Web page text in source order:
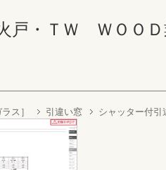
戸・ＴＷ ＷＯＯ
ス］ 引違い窓 シャッター付引